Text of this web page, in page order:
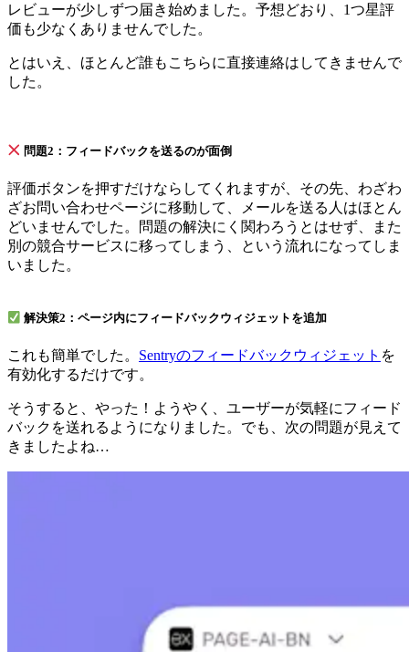
レビューが少しずつ届き始めました。予想どおり、1つ星評
価も少なくありませんでした。
とはいえ、ほとんど誰もこちらに直接連絡はしてきませんで
した。
問題2：フィードバックを送るのが面倒
評価ボタンを押すだけならしてくれますが、その先、わざわ
ざお問い合わせページに移動して、メールを送る人はほとん
どいませんでした。問題の解決にく関わろうとはせず、また
別の競合サービスに移ってしまう、という流れになってしま
いました。
解決策2：ページ内にフィードバックウィジェットを追加
これも簡単でした。 Sentryのフィードバックウィジェット を
有効化するだけです。
そうすると、やった！ようやく、ユーザーが気軽にフィード
バックを送れるようになりました。でも、次の問題が見えて
きましたよね…